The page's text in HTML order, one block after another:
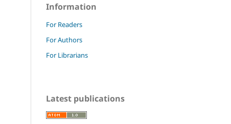
Information
For Readers
For Authors
For Librarians
Latest publications